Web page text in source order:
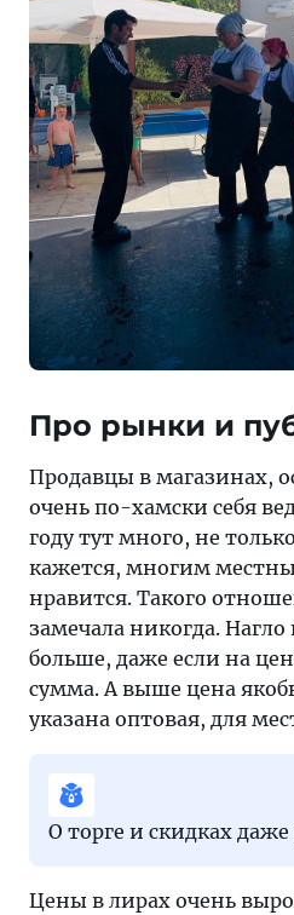
Про рынки и
Продавцы в магазинах,
очень по-хамски себя
году тут много, не
кажется, многим
нравится. Такого
замечала никогда. Нагло
больше, даже если на
сумма. А выше цена
указана оптовая, для
О торге и скидках
Цены в лирах очень